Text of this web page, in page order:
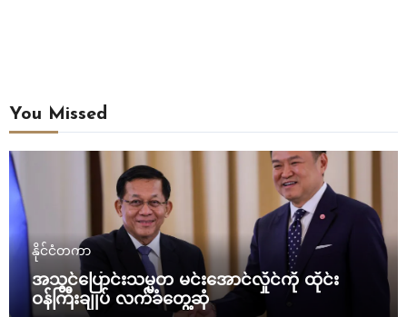
You Missed
နိုင်ငံတကာ
အသွင်ပြောင်းသမ္မတ မင်းအောင်လှိုင်ကို ထိုင်း
ဝန်ကြီးချုပ် လက်ခံတွေ့ဆုံ